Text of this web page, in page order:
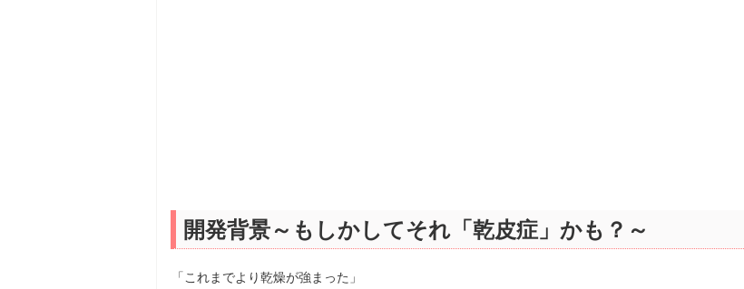
開発背景～もしかしてそれ「乾皮症」かも？～
「これまでより乾燥が強まった」